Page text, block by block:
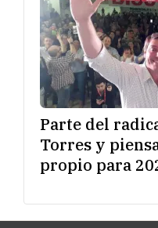
Parte del
Torres y
propio para